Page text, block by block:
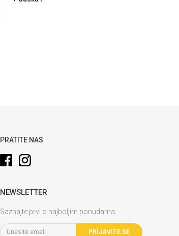
PRATITE NAS
NEWSLETTER
Saznajte prvi o najboljim ponudama.
PRIJAVITE SE